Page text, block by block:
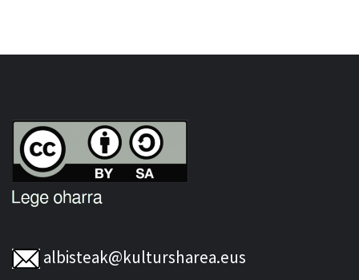
albisteak@kultursharea.eus